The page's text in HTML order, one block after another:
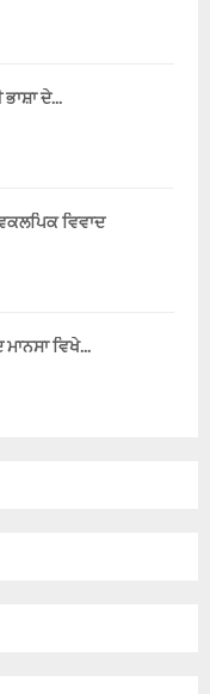
ਦੇ...
ਵਿਵਾਦ
ਵਿਖੇ...